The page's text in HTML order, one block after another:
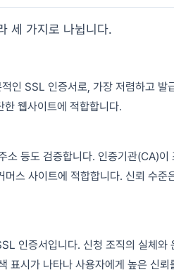
세 가지로 나뉩니다.
인 SSL 인증서로, 가장 저렴하고 발
웹사이트에 적합합니다.
소 등도 검증합니다. 인증기관(CA)이
스 사이트에 적합합니다. 신뢰 수준
인증서입니다. 신청 조직의 실체와
표시가 나타나 사용자에게 높은 신뢰